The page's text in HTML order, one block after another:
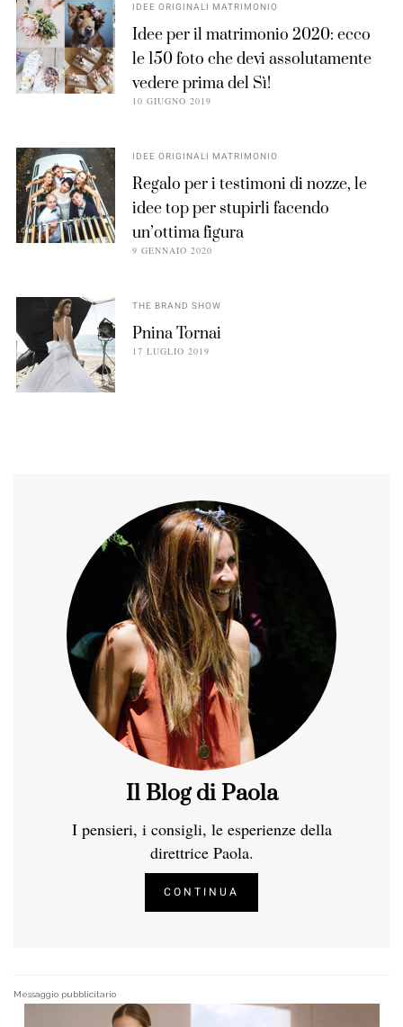
IDEE ORIGINALI MATRIMONIO
Idee per il matrimonio 2020: ecco
le 150 foto che devi assolutamente
vedere prima del Sì!
10 GIUGNO 2019
IDEE ORIGINALI MATRIMONIO
Regalo per i testimoni di nozze, le
idee top per stupirli facendo
un’ottima figura
9 GENNAIO 2020
THE BRAND SHOW
Pnina Tornai
17 LUGLIO 2019
Il Blog di Paola
I pensieri, i consigli, le esperienze della
direttrice Paola.
CONTINUA
Messaggio pubblicitario